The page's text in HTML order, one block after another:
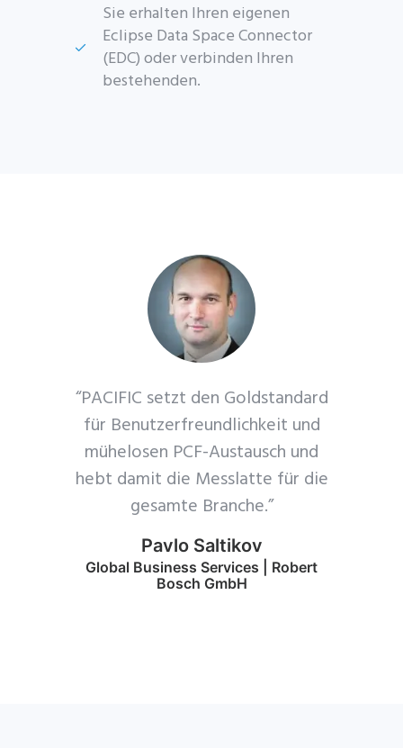
Sie erhalten Ihren eigenen
Eclipse Data Space Connector
(EDC) oder verbinden Ihren
bestehenden.
“PACIFIC setzt den Goldstandard
für Benutzerfreundlichkeit und
mühelosen PCF-Austausch und
hebt damit die Messlatte für die
gesamte Branche.”
Pavlo Saltikov
Global Business Services | Robert
Bosch GmbH